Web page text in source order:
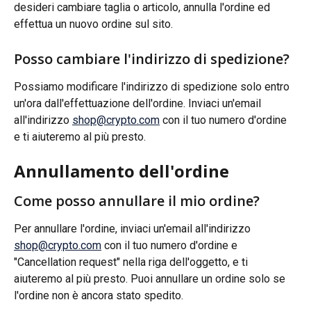
desideri cambiare taglia o articolo, annulla l'ordine ed
effettua un nuovo ordine sul sito.
Posso cambiare l'indirizzo di spedizione?
Possiamo modificare l'indirizzo di spedizione solo entro
un'ora dall'effettuazione dell'ordine. Inviaci un'email
all'indirizzo shop@crypto.com con il tuo numero d'ordine
e ti aiuteremo al più presto.
Annullamento dell'ordine
Come posso annullare il mio ordine?
Per annullare l'ordine, inviaci un'email all'indirizzo
shop@crypto.com con il tuo numero d'ordine e
"Cancellation request" nella riga dell'oggetto, e ti
aiuteremo al più presto. Puoi annullare un ordine solo se
l'ordine non è ancora stato spedito.